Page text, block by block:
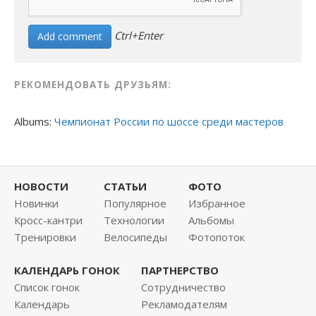
Ctrl+Enter
РЕКОМЕНДОВАТЬ ДРУЗЬЯМ:
Albums: Чемпионат России по шоссе среди мастеров
НОВОСТИ
Новинки
Кросс-кантри
Тренировки
СТАТЬИ
Популярное
Технологии
Велосипеды
ФОТО
Избранное
Альбомы
Фотопоток
КАЛЕНДАРЬ ГОНОК
Список гонок
Календарь
ПАРТНЕРСТВО
Сотрудничество
Рекламодателям